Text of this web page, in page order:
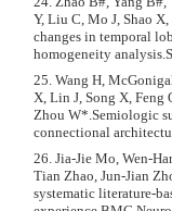
Y, Liu C, Mo J, Shao
changes in temporal
homogeneity
25. Wang H,
X, Lin J, Song X, Feng
Zhou W*.Semiologic
connectional
26. Jia-Jie Mo, Wen-
Tian Zhao, Jun-Jian
systematic literature-